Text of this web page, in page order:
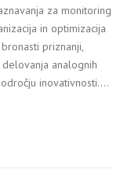
za monitoring
in optimizacija
priznanji,
analognih
inovativnosti.…